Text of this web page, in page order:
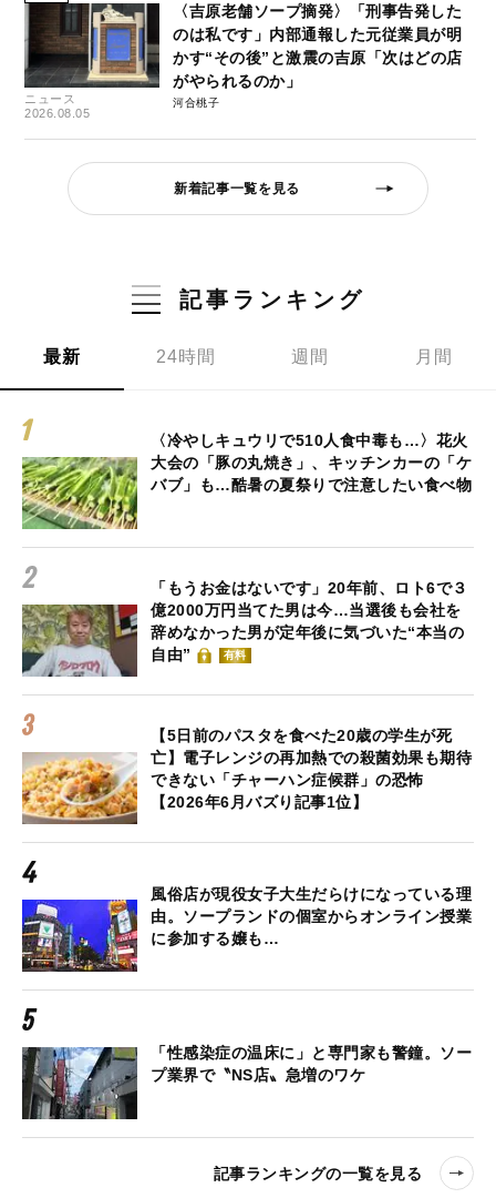
ニュース
2026.08.05
〈吉原老舗ソープ摘発〉「刑事告発した
のは私です」内部通報した元従業員が明
かす“その後”と激震の吉原「次はどの店
がやられるのか」
河合桃子
新着記事一覧を見る
記事ランキング
最新 24時間 週間 月間
〈冷やしキュウリで510人食中毒も…〉花火
大会の「豚の丸焼き」、キッチンカーの「ケ
バブ」も…酷暑の夏祭りで注意したい食べ物
「もうお金はないです」20年前、ロト6で３
億2000万円当てた男は今…当選後も会社を
辞めなかった男が定年後に気づいた“本当の
自由”
有料
【5日前のパスタを食べた20歳の学生が死
亡】電子レンジの再加熱での殺菌効果も期待
できない「チャーハン症候群」の恐怖
【2026年6月バズり記事1位】
風俗店が現役女子大生だらけになっている理
由。ソープランドの個室からオンライン授業
に参加する嬢も…
「性感染症の温床に」と専門家も警鐘。ソー
プ業界で〝NS店〟急増のワケ
記事ランキングの一覧を見る